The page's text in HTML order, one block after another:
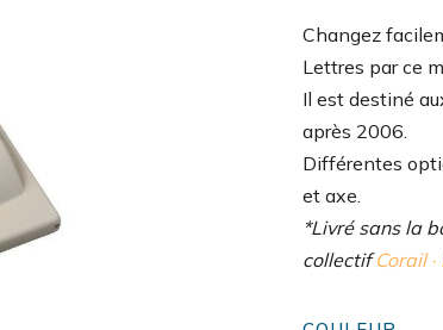
Changez
Lettres par ce
Il est destiné
après 2006.
Différentes
et axe.
*Livré sans la
collectifCorail